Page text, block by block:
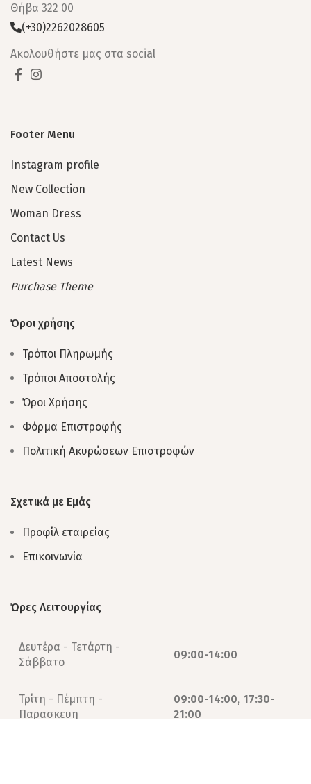
Θήβα 322 00
(+30)2262028605
Ακολουθήστε μας στα social
Footer Menu
Instagram profile
New Collection
Woman Dress
Contact Us
Latest News
Purchase Theme
Όροι χρήσης
Τρόποι Πληρωμής
Τρόποι Αποστολής
Όροι Χρήσης
Φόρμα Επιστροφής
Πολιτική Ακυρώσεων Επιστροφών
Σχετικά με Εμάς
Προφίλ εταιρείας
Επικοινωνία
Ώρες Λειτουργίας
Δευτέρα - Τετάρτη -
Σάββατο
09:00-14:00
Τρίτη - Πέμπτη -
Παρασκευη
09:00-14:00, 17:30-
21:00